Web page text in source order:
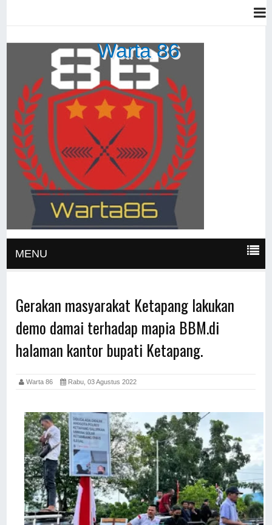
Warta 86
MENU
Gerakan masyarakat Ketapang lakukan
demo damai terhadap mapia BBM.di
halaman kantor bupati Ketapang.
Warta 86 Rabu, 03 Agustus 2022